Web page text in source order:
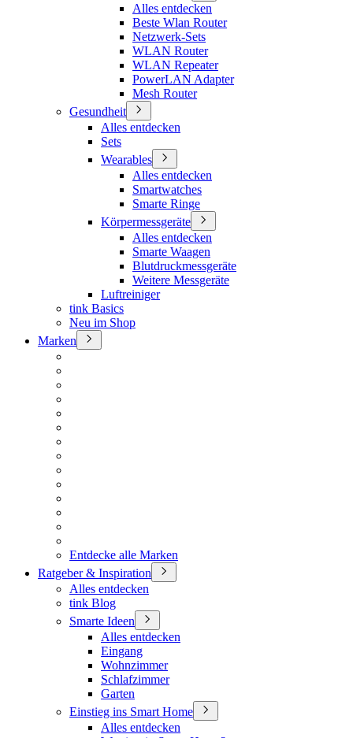
Alles entdecken
Beste Wlan Router
Netzwerk-Sets
WLAN Router
WLAN Repeater
PowerLAN Adapter
Mesh Router
Gesundheit
Alles entdecken
Sets
Wearables
Alles entdecken
Smartwatches
Smarte Ringe
Körpermessgeräte
Alles entdecken
Smarte Waagen
Blutdruckmessgeräte
Weitere Messgeräte
Luftreiniger
tink Basics
Neu im Shop
Marken
Entdecke alle Marken
Ratgeber & Inspiration
Alles entdecken
tink Blog
Smarte Ideen
Alles entdecken
Eingang
Wohnzimmer
Schlafzimmer
Garten
Einstieg ins Smart Home
Alles entdecken